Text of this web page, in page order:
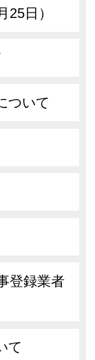
25日）
ついて
登録業者
て